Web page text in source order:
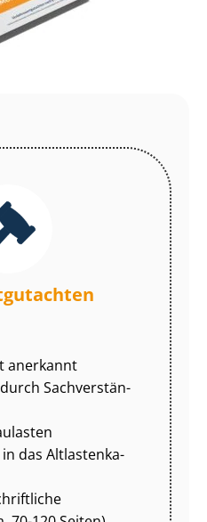
anerkannt
Sach­ver­stän­
das Alt­las­ten­ka­